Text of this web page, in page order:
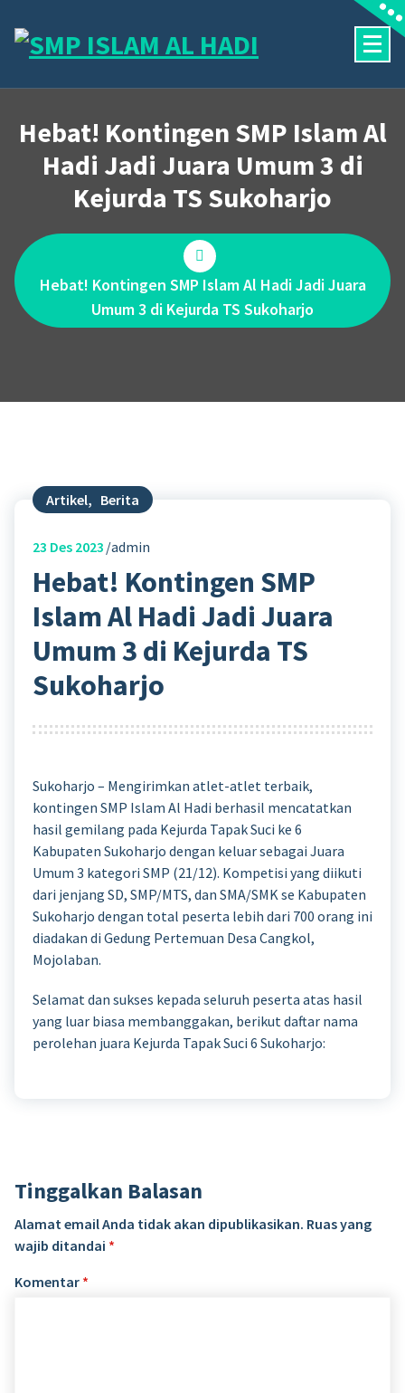
content
Hebat! Kontingen SMP Islam Al
Hadi Jadi Juara Umum 3 di
Kejurda TS Sukoharjo
Hebat! Kontingen SMP Islam Al Hadi Jadi Juara
Umum 3 di Kejurda TS Sukoharjo
Artikel, Berita
23 Des 2023 admin
Hebat! Kontingen SMP
Islam Al Hadi Jadi Juara
Umum 3 di Kejurda TS
Sukoharjo
Sukoharjo – Mengirimkan atlet-atlet terbaik,
kontingen SMP Islam Al Hadi berhasil mencatatkan
hasil gemilang pada Kejurda Tapak Suci ke 6
Kabupaten Sukoharjo dengan keluar sebagai Juara
Umum 3 kategori SMP (21/12). Kompetisi yang diikuti
dari jenjang SD, SMP/MTS, dan SMA/SMK se Kabupaten
Sukoharjo dengan total peserta lebih dari 700 orang ini
diadakan di Gedung Pertemuan Desa Cangkol,
Mojolaban.
Selamat dan sukses kepada seluruh peserta atas hasil
yang luar biasa membanggakan, berikut daftar nama
perolehan juara Kejurda Tapak Suci 6 Sukoharjo:
Tinggalkan Balasan
Alamat email Anda tidak akan dipublikasikan. Ruas yang
wajib ditandai *
Komentar *